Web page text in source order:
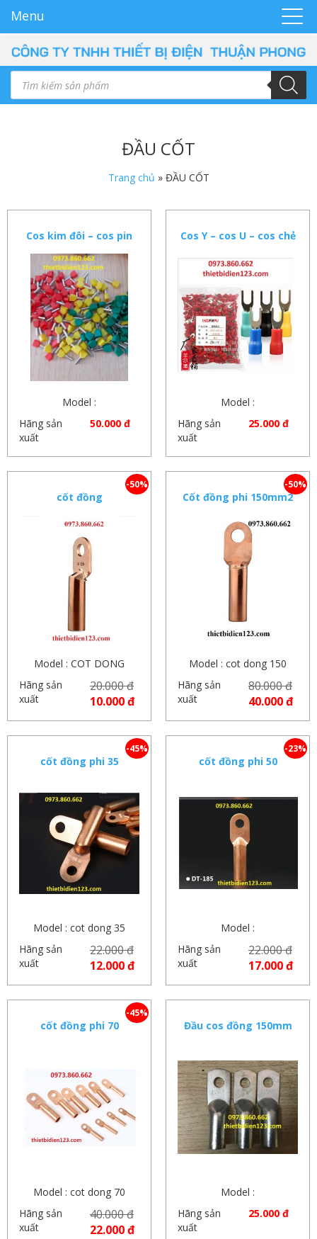
Menu
ĐẦU CỐT
Trang chủ » ĐẦU CỐT
Cos kim đôi – cos pin
Model :
Hãng sản
xuất
50.000 đ
Cos Y – cos U – cos chẻ
Model :
Hãng sản
xuất
25.000 đ
cốt đồng
Model : COT DONG
Hãng sản
xuất
20.000 đ
10.000 đ
-50%
Cốt đồng phi 150mm2
Model : cot dong 150
Hãng sản
xuất
80.000 đ
40.000 đ
-50%
cốt đồng phi 35
Model : cot dong 35
Hãng sản
xuất
22.000 đ
12.000 đ
-45%
cốt đồng phi 50
Model :
Hãng sản
xuất
22.000 đ
17.000 đ
-23%
cốt đồng phi 70
Model : cot dong 70
Hãng sản
xuất
40.000 đ
22.000 đ
-45%
Đầu cos đồng 150mm
Model :
Hãng sản
xuất
25.000 đ